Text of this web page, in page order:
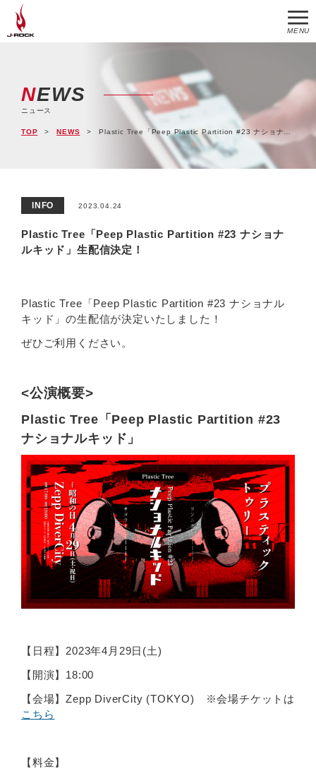
MENU
NEWS
ニュース
TOP NEWS Plastic Tree「Peep Plastic Partition #23 ナショナルキッド」生配信決定！
INFO 2023.04.24
Plastic Tree「Peep Plastic Partition #23 ナショナ
ルキッド」生配信決定！
Plastic Tree「Peep Plastic Partition #23 ナショナル
キッド」の生配信が決定いたしました！
ぜひご利用ください。
<公演概要>
Plastic Tree「Peep Plastic Partition #23
ナショナルキッド」
【日程】2023年4月29日(土)
【開演】18:00
【会場】Zepp DiverCity (TOKYO) ※会場チケットは
こちら
【料金】